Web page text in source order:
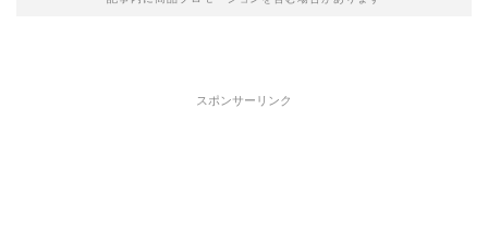
スポンサーリンク